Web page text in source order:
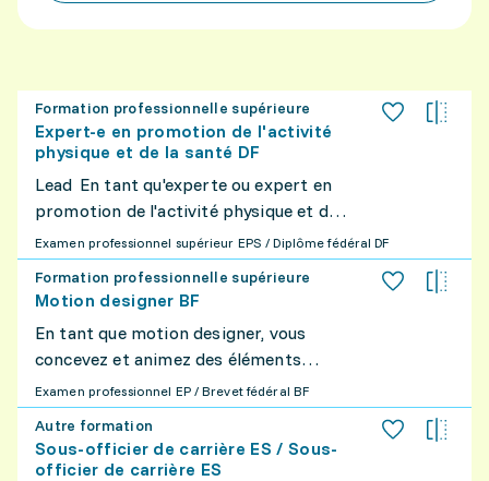
Formation professionnelle supérieure
Expert-e en promotion de l'activité
physique et de la santé DF
Lead En tant qu'experte ou expert en
promotion de l'activité physique et de
la santé, vous conseillez, guidez et
formez les personnes souhaitant
améliorer leur bien-être et leur hygiène
de vie ou celles souffrant de troubles
physiques ou psychiques. En fonction
de votre spécialisation, vous
développez également des réseaux afin
d'acquérir de nouveaux clients ou gérez
un centre de fitness et de santé.
Examen professionnel supérieur EPS / Diplôme fédéral DF
Formation professionnelle supérieure
Motion designer BF
En tant que motion designer, vous
concevez et animez des éléments
graphiques pour créer, par exemple,
des vidéos explicatives, des animations
de logos, ou encore des contenus pour
les réseaux sociaux. Grâce à vos
Examen professionnel EP / Brevet fédéral BF
Autre formation
Sous-officier de carrière ES / Sous-
officier de carrière ES